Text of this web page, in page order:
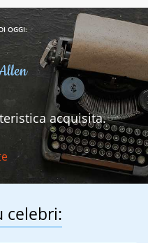
OGGI:
acquisita.
celebri: